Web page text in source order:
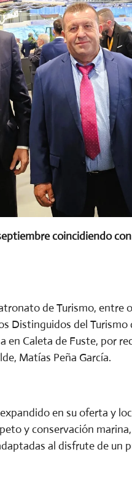
coincidiendo
de Turismo, entre
Distinguidos del
en Caleta de Fuste, por
Matías Peña García.
en su oferta y
y conservación
al disfrute de un